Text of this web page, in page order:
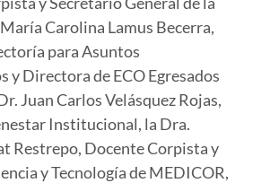
Carolina Lamus Becerra,
para Asuntos
Directora de ECO Egresados
Juan Carlos Velásquez Rojas,
Institucional, la Dra.
Restrepo, Docente Corpista y
y Tecnología de MEDICOR,